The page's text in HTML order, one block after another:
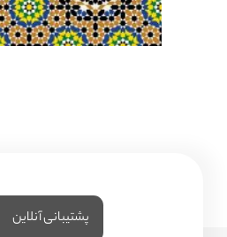
پشتیبانی آنلاین